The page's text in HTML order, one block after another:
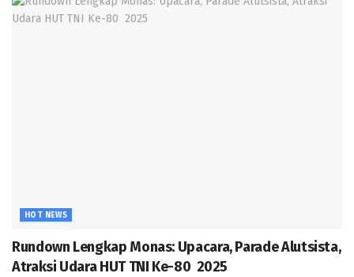
HOT NEWS
Rundown Lengkap Monas: Upacara, Parade Alutsista,
Atraksi Udara HUT TNI Ke-80 2025